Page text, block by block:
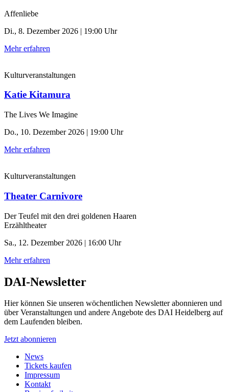
Affenliebe
Di., 8. Dezember 2026 | 19:00 Uhr
Mehr erfahren
Kulturveranstaltungen
Katie Kitamura
The Lives We Imagine
Do., 10. Dezember 2026 | 19:00 Uhr
Mehr erfahren
Kulturveranstaltungen
Theater Carnivore
Der Teufel mit den drei goldenen Haaren
Erzähltheater
Sa., 12. Dezember 2026 | 16:00 Uhr
Mehr erfahren
DAI-Newsletter
Hier können Sie unseren wöchentlichen Newsletter abonnieren und
über Veranstaltungen und andere Angebote des DAI Heidelberg auf
dem Laufenden bleiben.
Jetzt abonnieren
News
Tickets kaufen
Impressum
Kontakt